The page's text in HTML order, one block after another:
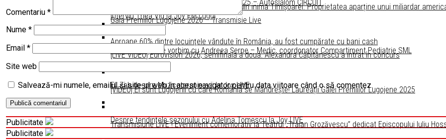
Transmisie LIVE ! Cupa „Ana Lugojana” 2025 – Autoslalom CIRCUIT
Palatul Neuhausz, bijuterie arhitecturală din inima Timișoarei. Proprietatea aparține unui miliardar
Aproape 60% dintre locuinţele vândute în România, au fost cumpărate cu bani cash
Interviu Thea Vid la Joy FM Lugoj
Astăzi la Joy Live vorbim cu Andreea Șerpe – Medic, coordonator Compartiment Pediatrie SML
Eli Zah despre Muzicoterapie azi la Joy LIVE
Despre tendințele sezonului cu Adelina Tomescu la Joy LIVE
Gala Premiilor Lugojene 2026 – Transmisie Live
[LIVE VIDEO] Eurovision 2026, semifinala a doua. Alexandra Căpitănescu a intrat în concurs
[VIDEO] Ei sunt Lugojenii cu care România se Mândrește! Laureații Galei Premiilor Lugojene 2025
Transmisiune LIVE ! Eveniment comemorativ la Teatrul „Traian Grozăvescu” dedicat Episcopului Iuliu
Comentariu *
Nume *
Email *
Site web
Salvează-mi numele, emailul și site-ul web în acest navigator pentru data viitoare când o să comentez.
Publicitate
Publicitate